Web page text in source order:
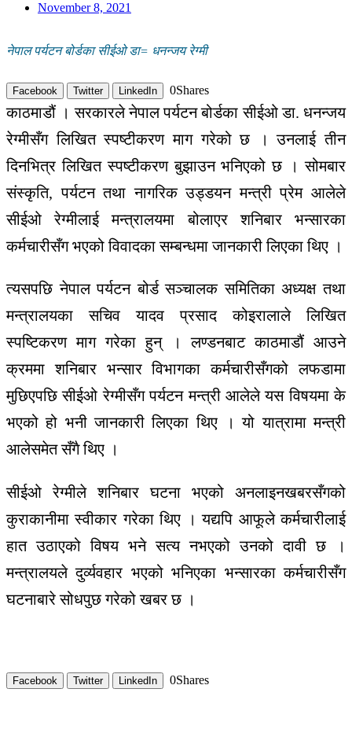
November 8, 2021
नेपाल पर्यटन बोर्डका सीईओ डा= धनन्जय रेग्मी
Facebook Twitter LinkedIn 0Shares
काठमाडौं । सरकारले नेपाल पर्यटन बोर्डका सीईओ डा. धनन्जय
रेग्मीसँग लिखित स्पष्टीकरण माग गरेको छ । उनलाई तीन
दिनभित्र लिखित स्पष्टीकरण बुझाउन भनिएको छ । सोमबार
संस्कृति, पर्यटन तथा नागरिक उड्डयन मन्त्री प्रेम आलेले
सीईओ रेग्मीलाई मन्त्रालयमा बोलाएर शनिबार भन्सारका
कर्मचारीसँग भएको विवादका सम्बन्धमा जानकारी लिएका थिए ।
त्यसपछि नेपाल पर्यटन बोर्ड सञ्चालक समितिका अध्यक्ष तथा
मन्त्रालयका सचिव यादव प्रसाद कोइरालाले लिखित
स्पष्टिकरण माग गरेका हुन् । लण्डनबाट काठमाडौं आउने
क्रममा शनिबार भन्सार विभागका कर्मचारीसँगको लफडामा
मुछिएपछि सीईओ रेग्मीसँग पर्यटन मन्त्री आलेले यस विषयमा के
भएको हो भनी जानकारी लिएका थिए । यो यात्रामा मन्त्री
आलेसमेत सँगै थिए ।
सीईओ रेग्मीले शनिबार घटना भएको अनलाइनखबरसँगको
कुराकानीमा स्वीकार गरेका थिए । यद्यपि आफूले कर्मचारीलाई
हात उठाएको विषय भने सत्य नभएको उनको दावी छ ।
मन्त्रालयले दुर्व्यवहार भएको भनिएका भन्सारका कर्मचारीसँग
घटनाबारे सोधपुछ गरेको खबर छ ।
Facebook Twitter LinkedIn 0Shares